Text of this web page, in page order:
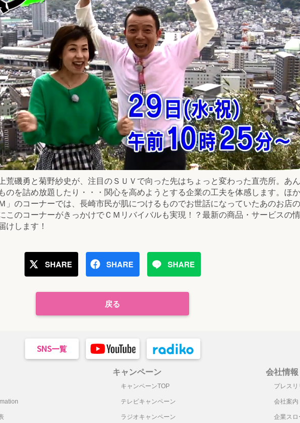
荒磯勇と菊野紗史が、注目のＳＵＶで向った先はちょっと変わった直売所。あ
のを詰め放題したり・・・関心を高めようとする企業の工夫を体感します。ほ
」のコーナーでは、長崎市民が肌につけるものでお世話になっていたあのお店
このコーナーがきっかけでＣＭリバイバルも実現！？最新の商品・サービスの
けします！
SHARE SHARE SHARE
戻る
キャンペーン
キャンペーンTOP
テレビキャンペーン
ラジオキャンペーン
会社情報
プレスリ
会社案内
企業スロ